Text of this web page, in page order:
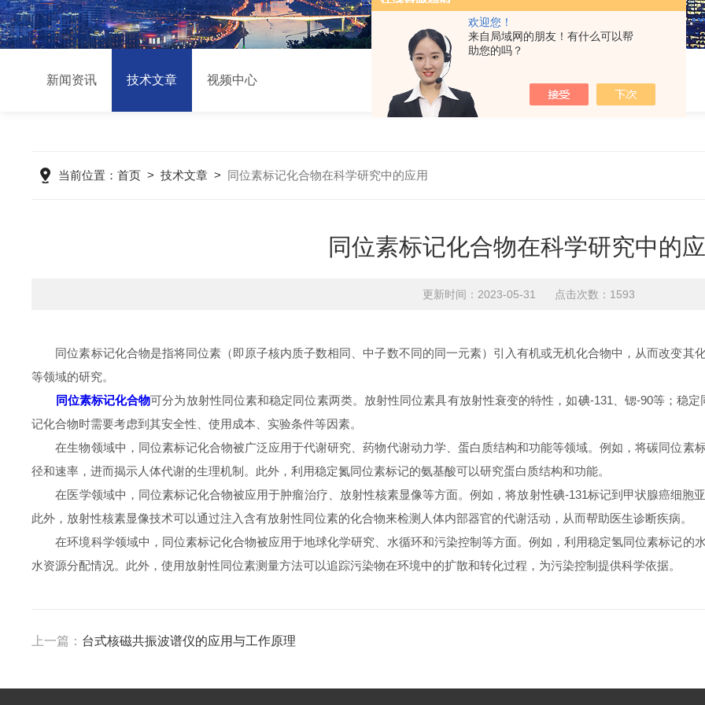
欢迎您！
来自局域网的朋友！有什么可以帮
助您的吗？
新闻资讯 技术文章 视频中心
当前位置：首页 >技术文章 > 同位素标记化合物在科学研究中的应用
同位素标记化合物在科学研究中的
更新时间：2023-05-31 点击次数：1593
同位素标记化合物是指将同位素（即原子核内质子数相同、中子数不同的同一元素）引入有机或无机化合物中，从而改变其
等领域的研究。
同位素标记化合物可分为放射性同位素和稳定同位素两类。放射性同位素具有放射性衰变的特性，如碘-131、锶-90等；稳
记化合物时需要考虑到其安全性、使用成本、实验条件等因素。
在生物领域中，同位素标记化合物被广泛应用于代谢研究、药物代谢动力学、蛋白质结构和功能等领域。例如，将碳同位素
径和速率，进而揭示人体代谢的生理机制。此外，利用稳定氮同位素标记的氨基酸可以研究蛋白质结构和功能。
在医学领域中，同位素标记化合物被应用于肿瘤治疗、放射性核素显像等方面。例如，将放射性碘-131标记到甲状腺癌细胞
此外，放射性核素显像技术可以通过注入含有放射性同位素的化合物来检测人体内部器官的代谢活动，从而帮助医生诊断疾病。
在环境科学领域中，同位素标记化合物被应用于地球化学研究、水循环和污染控制等方面。例如，利用稳定氢同位素标记的
水资源分配情况。此外，使用放射性同位素测量方法可以追踪污染物在环境中的扩散和转化过程，为污染控制提供科学依据。
上一篇： 台式核磁共振波谱仪的应用与工作原理